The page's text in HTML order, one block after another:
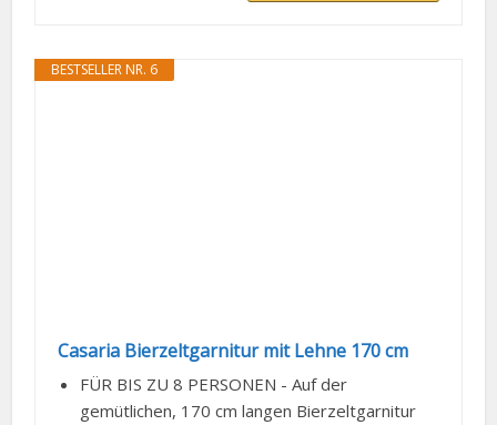
BESTSELLER NR. 6
Casaria Bierzeltgarnitur mit Lehne 170 cm
FÜR BIS ZU 8 PERSONEN - Auf der
gemütlichen, 170 cm langen Bierzeltgarnitur